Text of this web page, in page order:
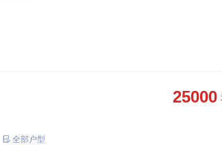
25000
全部户型